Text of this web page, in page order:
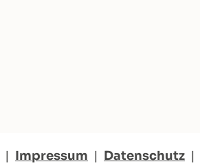
| Impressum | Datenschutz |